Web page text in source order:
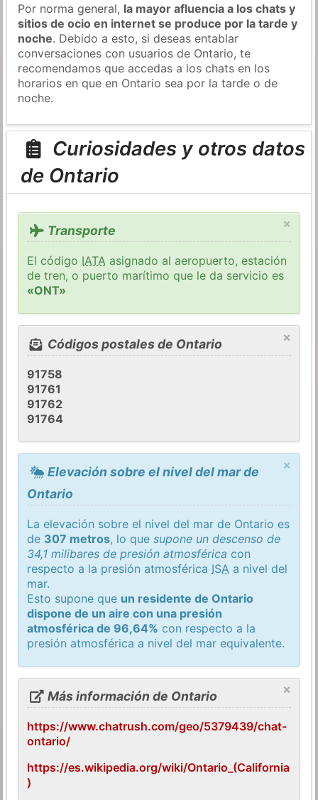
Por norma general, la mayor afluencia a los chats y
sitios de ocio en internet se produce por la tarde y
noche. Debido a esto, si deseas entablar
conversaciones con usuarios de Ontario, te
recomendamos que accedas a los chats en los
horarios en que en Ontario sea por la tarde o de
noche.
Curiosidades y otros datos
de Ontario
×
Transporte
El código IATA asignado al aeropuerto, estación
de tren, o puerto marítimo que le da servicio es
«ONT»
×
Códigos postales de Ontario
91758
91761
91762
91764
×
Elevación sobre el nivel del mar de
Ontario
La elevación sobre el nivel del mar de Ontario es
de 307 metros, lo quesupone un descenso de
34,1 milibares de presión atmosférica con
respecto a la presión atmosférica ISA a nivel del
mar.
Esto supone que un residente de Ontario
dispone de un aire con una presión
atmosférica de 96,64% con respecto a la
presión atmosférica a nivel del mar equivalente.
×
Más información de Ontario
https://www.chatrush.com/geo/5379439/chat-
ontario/
https://es.wikipedia.org/wiki/Ontario_(California
)